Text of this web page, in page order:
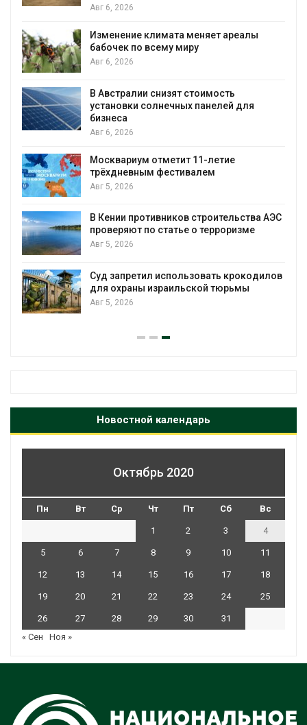
Авг 6, 2026
Изменение климата меняет ареалы
бабочек по всему миру
Авг 6, 2026
В Австралии снизят стоимость
установки солнечных панелей для
бизнеса
Авг 6, 2026
Москвариум отметит 11-летие
трёхдневным фестивалем
Авг 5, 2026
В Кении противников строительства АЭС
проверяют по статье о терроризме
Авг 5, 2026
Суд запретил использовать крокодилов
для охраны израильской тюрьмы
Авг 5, 2026
Новостной календарь
Октябрь 2020
Пн Вт Ср Чт Пт Сб Вс
1 2 3 4
5 6 7 8 9 10 11
12 13 14 15 16 17 18
19 20 21 22 23 24 25
26 27 28 29 30
31
« Сен
Ноя »